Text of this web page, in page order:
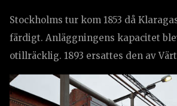
Stockholms tur kom 1853 då
färdigt. Anläggningens kapacitet
otillräcklig. 1893 ersattes den av